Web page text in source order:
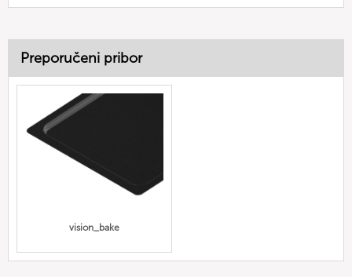
Preporučeni pribor
vision_bake